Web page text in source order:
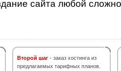
сайта любой
Второй шаг - заказ хостинга из
предлагаемых тарифных планов.